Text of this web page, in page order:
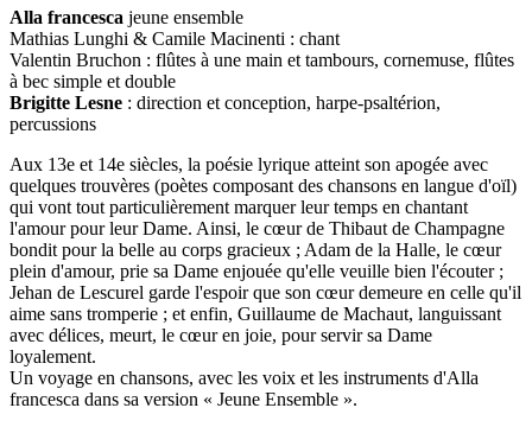
Alla francesca jeune ensemble
Mathias Lunghi & Camile Macinenti : chant
Valentin Bruchon : flûtes à une main et tambours, cornemuse, flûtes
à bec simple et double
Brigitte Lesne : direction et conception, harpe-psaltérion,
percussions
Aux 13e et 14e siècles, la poésie lyrique atteint son apogée avec
quelques trouvères (poètes composant des chansons en langue d'oïl)
qui vont tout particulièrement marquer leur temps en chantant
l'amour pour leur Dame. Ainsi, le cœur de Thibaut de Champagne
bondit pour la belle au corps gracieux ; Adam de la Halle, le cœur
plein d'amour, prie sa Dame enjouée qu'elle veuille bien l'écouter ;
Jehan de Lescurel garde l'espoir que son cœur demeure en celle qu'il
aime sans tromperie ; et enfin, Guillaume de Machaut, languissant
avec délices, meurt, le cœur en joie, pour servir sa Dame
loyalement.
Un voyage en chansons, avec les voix et les instruments d'Alla
francesca dans sa version « Jeune Ensemble ».